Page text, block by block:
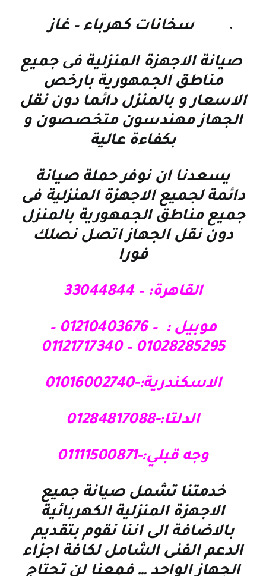
سخانات كهرباء – غاز
صيانة الاجهزة المنزلية فى جميع
مناطق الجمهورية بارخص
الاسعار و بالمنزل دائما دون نقل
الجهاز مهندسون متخصصون و
بكفاءة عالية
يسعدنا ان نوفر حملة صيانة
دائمة لجميع الاجهزة المنزلية فى
جميع مناطق الجمهورية بالمنزل
دون نقل الجهاز اتصل نصلك
فورا
القاهرة: – 33044844
موبيل : – 01210403676 –
01028285295 – 01121717340
الاسكندرية:-01016002740
الدلتا:-01284817088
وجه قبلي:-01111500871
خدمتنا تشمل صيانة جميع
الاجهزة المنزلية الكهربائية
بالاضافة الى اننا نقوم بتقديم
الدعم الفنى الشامل لكافة اجزاء
الجهاز الواحد … فمعنا لن تحتاج